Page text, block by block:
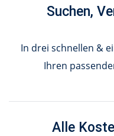
Suchen,
In drei schnellen &
Ihren
Alle